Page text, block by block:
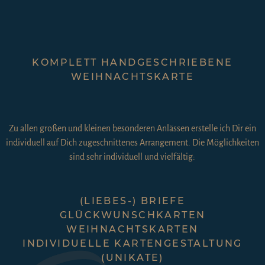
(LIEBES-) BRIEFE
GLÜCKWUNSCHKARTEN
(UNIKATE)
POSTKARTEN
EINLADUNGEN
KONDOLENZKARTEN
FOTOALBEN
HEIRATSANTRÄGE